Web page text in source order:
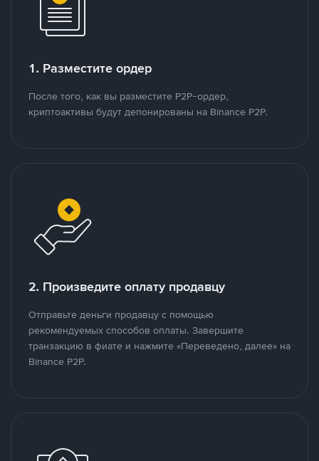
1. Разместите ордер
После того, как вы разместите P2P-ордер,
криптоактивы будут депонированы на Binance P2P.
2. Произведите оплату продавцу
Отправьте деньги продавцу с помощью
рекомендуемых способов оплаты. Завершите
транзакцию в фиате и нажмите «Переведено, далее» на
Binance P2P.